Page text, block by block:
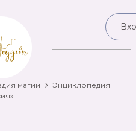
магии
Энциклопедия